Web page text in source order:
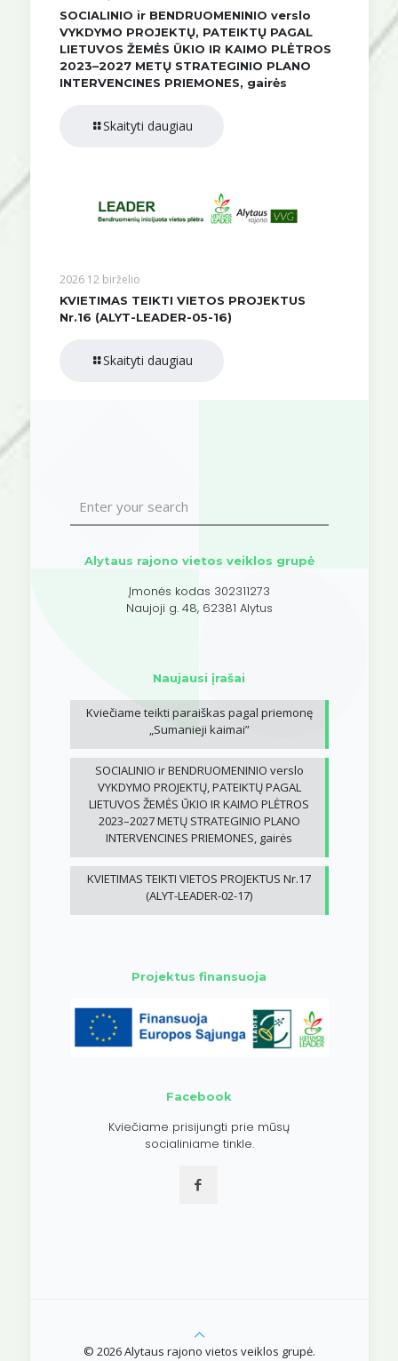
SOCIALINIO ir BENDRUOMENINIO verslo
VYKDYMO PROJEKTŲ, PATEIKTŲ PAGAL
LIETUVOS ŽEMĖS ŪKIO IR KAIMO PLĖTROS
2023–2027 METŲ STRATEGINIO PLANO
INTERVENCINES PRIEMONES, gairės
Skaityti daugiau
2026 12 birželio
KVIETIMAS TEIKTI VIETOS PROJEKTUS
Nr.16 (ALYT-LEADER-05-16)
Skaityti daugiau
Alytaus rajono vietos veiklos grupė
Įmonės kodas 302311273
Naujoji g. 48, 62381 Alytus
Naujausi įrašai
Kviečiame teikti paraiškas pagal priemonę
„Sumanieji kaimai”
SOCIALINIO ir BENDRUOMENINIO verslo
VYKDYMO PROJEKTŲ, PATEIKTŲ PAGAL
LIETUVOS ŽEMĖS ŪKIO IR KAIMO PLĖTROS
2023–2027 METŲ STRATEGINIO PLANO
INTERVENCINES PRIEMONES, gairės
KVIETIMAS TEIKTI VIETOS PROJEKTUS Nr.17
(ALYT-LEADER-02-17)
Projektus finansuoja
Facebook
Kviečiame prisijungti prie mūsų
socialiniame tinkle.
© 2026 Alytaus rajono vietos veiklos grupė.